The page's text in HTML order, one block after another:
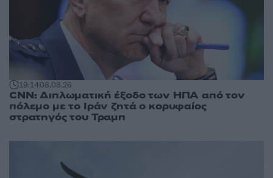
19:1408.08.26
CNN: Διπλωματική έξοδο των ΗΠΑ από τον
πόλεμο με το Ιράν ζητά ο κορυφαίος
στρατηγός του Τραμπ